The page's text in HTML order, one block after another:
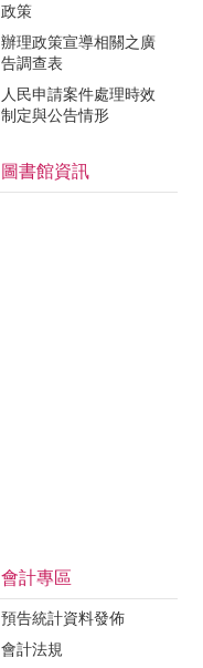
政策
辦理政策宣導相關之廣
告調查表
人民申請案件處理時效
制定與公告情形
圖書館資訊
會計專區
預告統計資料發佈
會計法規